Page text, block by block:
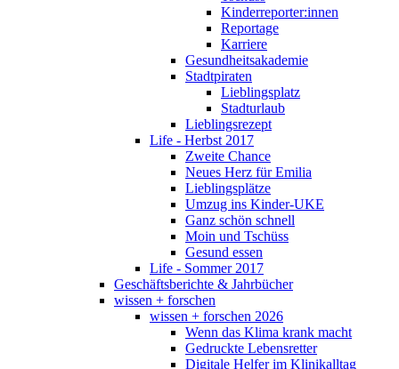
Kinderreporter:innen
Reportage
Karriere
Gesundheitsakademie
Stadtpiraten
Lieblingsplatz
Stadturlaub
Lieblingsrezept
Life - Herbst 2017
Zweite Chance
Neues Herz für Emilia
Lieblingsplätze
Umzug ins Kinder-UKE
Ganz schön schnell
Moin und Tschüss
Gesund essen
Life - Sommer 2017
Geschäftsberichte & Jahrbücher
wissen + forschen
wissen + forschen 2026
Wenn das Klima krank macht
Gedruckte Lebensretter
Digitale Helfer im Klinikalltag